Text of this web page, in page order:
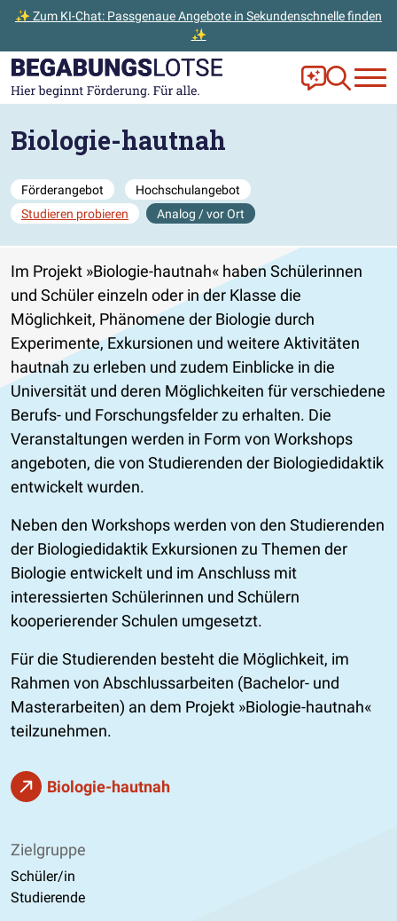
✨ Zum KI-Chat: Passgenaue Angebote in Sekundenschnelle finden
✨
Zum Hauptinhalt der Seite springen
Zur Startseite gehen Frag Ella!
Zur
Biologie-hautnah
Förderangebot
Hochschulangebot
Studieren probieren
Analog / vor Ort
Im Projekt Biologie-hautnah
haben Schülerinnen
und Schüler einzeln oder in der Klasse die
Möglichkeit, Phänomene der Biologie durch
Experimente, Exkursionen und weitere Aktivitäten
hautnah zu erleben und zudem Einblicke in die
Universität und deren Möglichkeiten für verschiedene
Berufs- und Forschungsfelder zu erhalten. Die
Veranstaltungen werden in Form von Workshops
angeboten, die von Studierenden der Biologiedidaktik
entwickelt wurden.
Neben den Workshops werden von den Studierenden
der Biologiedidaktik Exkursionen zu Themen der
Biologie entwickelt und im Anschluss mit
interessierten Schülerinnen und Schülern
kooperierender Schulen umgesetzt.
Für die Studierenden besteht die Möglichkeit, im
Rahmen von Abschlussarbeiten (Bachelor- und
Masterarbeiten) an dem Projekt
Biologie-hautnah
teilzunehmen.
Biologie-hautnah
Zielgruppe
Schüler/in
Studierende